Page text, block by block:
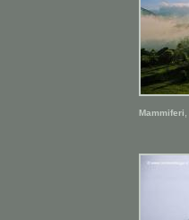
Mammiferi